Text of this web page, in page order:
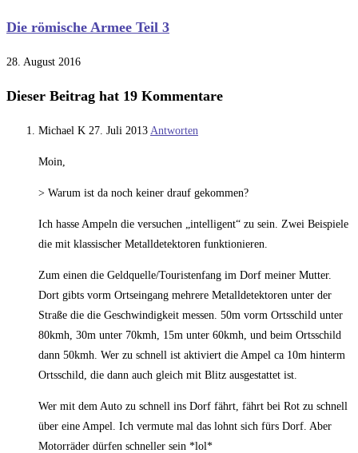
Die römische Armee Teil 3
28. August 2016
Dieser Beitrag hat 19 Kommentare
Michael K 27. Juli 2013 Antworten
Moin,
> Warum ist da noch keiner drauf gekommen?
Ich hasse Ampeln die versuchen „intelligent“ zu sein. Zwei Beispiele
die mit klassischer Metalldetektoren funktionieren.
Zum einen die Geldquelle/Touristenfang im Dorf meiner Mutter.
Dort gibts vorm Ortseingang mehrere Metalldetektoren unter der
Straße die die Geschwindigkeit messen. 50m vorm Ortsschild unter
80kmh, 30m unter 70kmh, 15m unter 60kmh, und beim Ortsschild
dann 50kmh. Wer zu schnell ist aktiviert die Ampel ca 10m hinterm
Ortsschild, die dann auch gleich mit Blitz ausgestattet ist.
Wer mit dem Auto zu schnell ins Dorf fährt, fährt bei Rot zu schnell
über eine Ampel. Ich vermute mal das lohnt sich fürs Dorf. Aber
Motorräder dürfen schneller sein *lol*